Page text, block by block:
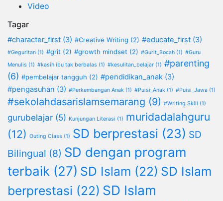
Video
Tagar
#character_first (3) #Creative Writing (2) #educate_first (3)
#Geguritan (1) #grit (2) #growth mindset (2) #Gurit_Bocah (1) #Guru
Menulis (1) #kasih ibu tak berbalas (1) #kesulitan_belajar (1) #parenting
(6) #pembelajar tangguh (2) #pendidikan_anak (3)
#pengasuhan (3) #Perkembangan Anak (1) #Puisi_Anak (1) #Puisi_Jawa (1)
#sekolahdasarislamsemarang (9) #Writing Skill (1)
gurubelajar (5) Kunjungan Literasi (1) muridadalahguru
(12) Outing Class (1) SD berprestasi (23) SD
Bilingual (8) SD dengan program
terbaik (27) SD Islam (22) SD Islam
berprestasi (22) SD Islam